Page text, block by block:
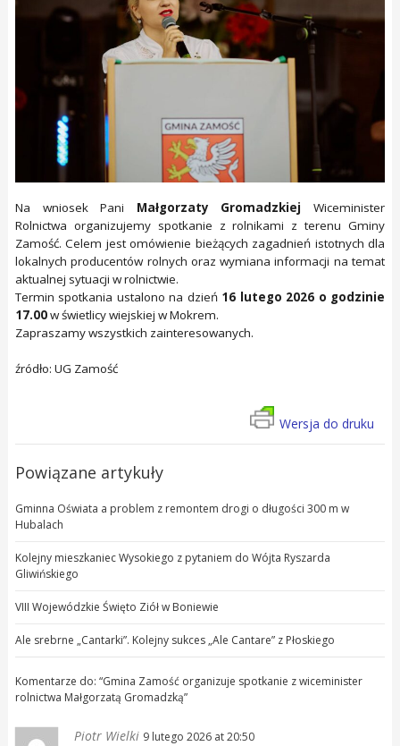
Na wniosek Pani Małgorzaty Gromadzkiej Wiceminister
Rolnictwa organizujemy spotkanie z rolnikami z terenu Gminy
Zamość. Celem jest omówienie bieżących zagadnień istotnych dla
lokalnych producentów rolnych oraz wymiana informacji na temat
aktualnej sytuacji w rolnictwie.
Termin spotkania ustalono na dzień16 lutego 2026 o godzinie
17.00w świetlicy wiejskiej w Mokrem.
Zapraszamy wszystkich zainteresowanych.
źródło: UG Zamość
Wersja do druku
Powiązane artykuły
Gminna Oświata a problem z remontem drogi o długości 300 m w
Hubalach
Kolejny mieszkaniec Wysokiego z pytaniem do Wójta Ryszarda
Gliwińskiego
VIII Wojewódzkie Święto Ziół w Boniewie
Ale srebrne „Cantarki”. Kolejny sukces „Ale Cantare” z Płoskiego
Komentarze do: “Gmina Zamość organizuje spotkanie z wiceminister
rolnictwa Małgorzatą Gromadzką”
Piotr Wielki 9 lutego 2026 at 20:50